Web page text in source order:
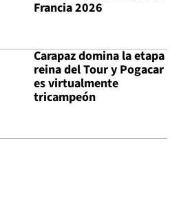
Francia 2026
Carapaz domina la etapa
reina del Tour y Pogacar
es virtualmente
tricampeón